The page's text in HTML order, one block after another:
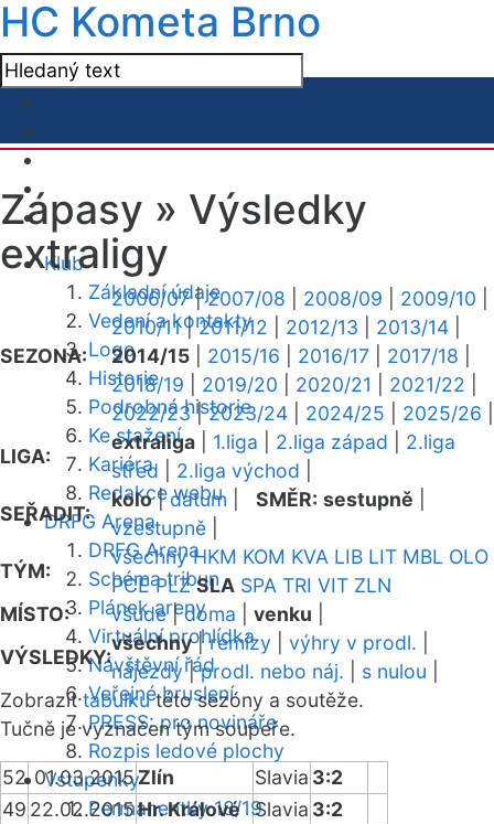
HC Kometa Brno
Klub
Základní údaje
Vedení a kontakty
Logo
Historie
Podrobná historie
Ke stažení
Kariéra
Redakce webu
DRFG Arena
DRFG Arena
Schéma tribun
Plánek areny
Virtuální prohlídka
Návštěvní řád
Veřejné bruslení
PRESS: pro novináře
Rozpis ledové plochy
Vstupenky
Permanentky 18/19
Zápasy » Výsledky
extraligy
SEZONA:
2006/07|2007/08 2008/09 2009/10
2010/11|2011/12 2012/13 2013/14
2014/15
2015/16 2016/17 2017/18
2018/19
2019/20 2020/21 2021/22
2022/23|2023/24 2024/25 2025/26
LIGA:
extraliga 1.liga 2.liga západ
2.liga
střed
2.liga východ
SEŘADIT:
kolo|datum SMĚR: sestupně
vzestupně
TÝM:
všechny HKM KOM KVA LIB LIT MBL OLO
PCE PLZ SLA SPA TRI VIT ZLN
MÍSTO:
všude|doma venku
VÝSLEDKY:
všechny|remízy výhry v prodl.
nájezdy|prodl. nebo náj. s nulou
Zobrazittabulkutéto sezóny a soutěže.
Tučně je vyznačen tým soupeře.
52 01.03.2015Zlín Slavia 3:2
49 22.02.2015Hr. Králové Slavia 3:2